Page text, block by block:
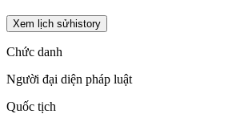
Xem lịch sửhistory
Chức danh
Người đại diện pháp luật
Quốc tịch